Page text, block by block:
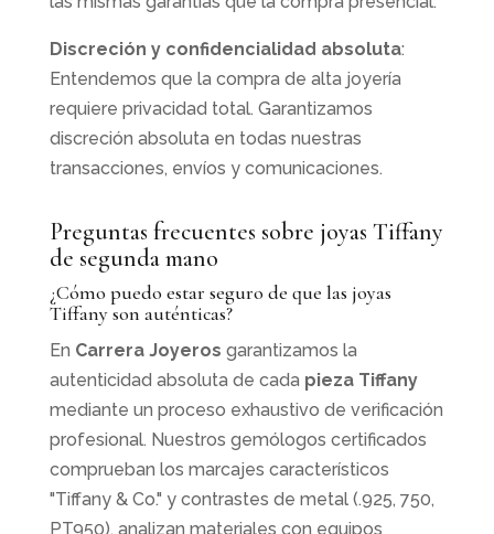
Discreción y confidencialidad absoluta:
Entendemos que la compra de alta joyería
requiere privacidad total. Garantizamos
discreción absoluta en todas nuestras
transacciones, envíos y comunicaciones.
Preguntas frecuentes sobre joyas Tiffany
de segunda mano
¿Cómo puedo estar seguro de que las joyas
Tiffany son auténticas?
En Carrera Joyeros garantizamos la
autenticidad absoluta de cada pieza Tiffany
mediante un proceso exhaustivo de verificación
profesional. Nuestros gemólogos certificados
comprueban los marcajes característicos
"Tiffany & Co." y contrastes de metal (.925, 750,
PT950), analizan materiales con equipos